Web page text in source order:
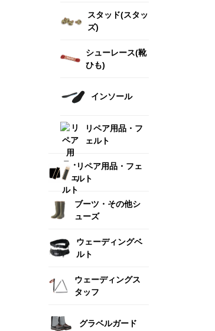
スタッド(スタッ
ズ)
シューレース(靴
ひも)
インソール
リペア用品・フ
ェルト
リペア用品・フェ
ルト
ブーツ・その他シ
ューズ
ウェーディングベ
ルト
ウェーディングス
タッフ
グラベルガード